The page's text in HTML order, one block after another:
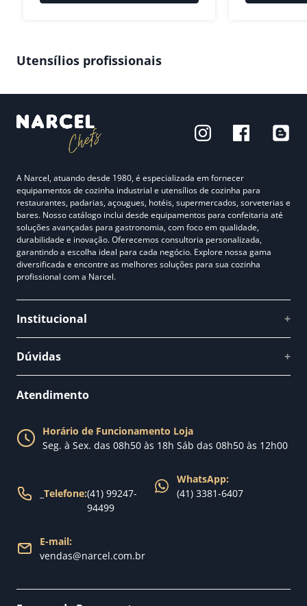
Utensílios profissionais
A Narcel, atuando desde 1980, é especializada em fornecer
equipamentos de cozinha industrial e utensílios de cozinha para
restaurantes, padarias, açougues, hotéis, supermercados, sorveterias e
bares. Nosso catálogo inclui desde equipamentos para confeitaria até
soluções avançadas para gastronomia, com foco em qualidade,
durabilidade e inovação. Oferecemos consultoria personalizada,
garantindo a escolha ideal para cada negócio. Explore nossa gama
diversificada e encontre as melhores soluções para sua cozinha
profissional com a Narcel.
Institucional +
Fale conosco
Nossa loja
Dúvidas +
Política de Trocas
Política de Entrega
Atendimento
Horário de Funcionamento Loja
Seg. à Sex. das 08h50 às 18h Sáb das 08h50 às 12h00
Telefone:(41) 99247-
94499
WhatsApp:
(41) 3381-6407
E-mail:
vendas@narcel.com.br